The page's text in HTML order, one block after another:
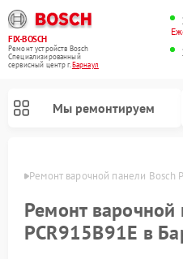
FIX-BOSCH
Ремонт устройств Bosch
Специализированный
cервисный центр г.Барнаул
Мы ремонтируем
Ремонт варочной панели Bosch
Ремонт варочной
PCR915B91E в